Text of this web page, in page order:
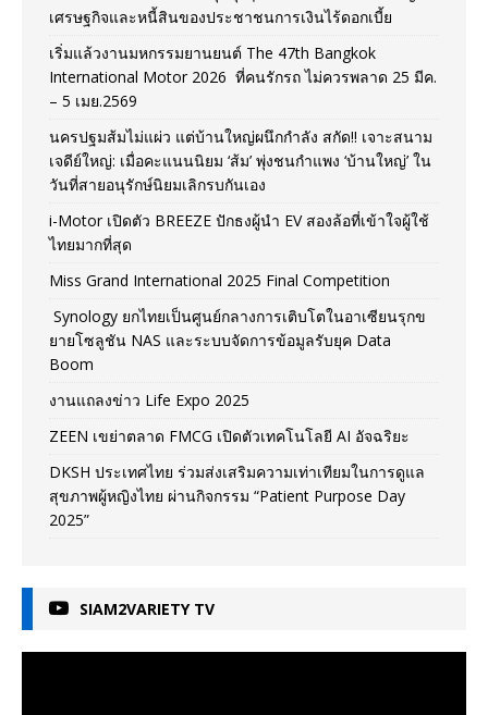
เศรษฐกิจและหนี้สินของประชาชนการเงินไร้ดอกเบี้ย
เริ่มแล้วงานมหกรรมยานยนต์ The 47th Bangkok
International Motor 2026 ที่คนรักรถ ไม่ควรพลาด 25 มีค.
– 5 เมย.2569
นครปฐมส้มไม่แผ่ว แต่บ้านใหญ่ผนึกกำลัง สกัด!! เจาะสนาม
เจดีย์ใหญ่: เมื่อคะแนนนิยม ‘ส้ม’ พุ่งชนกำแพง ‘บ้านใหญ่’ ใน
วันที่สายอนุรักษ์นิยมเลิกรบกันเอง
i-Motor เปิดตัว BREEZE ปักธงผู้นำ EV สองล้อที่เข้าใจผู้ใช้
ไทยมากที่สุด
Miss Grand International 2025 Final Competition
Synology ยกไทยเป็นศูนย์กลางการเติบโตในอาเซียนรุกข
ยายโซลูชัน NAS และระบบจัดการข้อมูลรับยุค Data
Boom
งานแถลงข่าว Life Expo 2025
ZEEN เขย่าตลาด FMCG เปิดตัวเทคโนโลยี AI อัจฉริยะ
DKSH ประเทศไทย ร่วมส่งเสริมความเท่าเทียมในการดูแล
สุขภาพผู้หญิงไทย ผ่านกิจกรรม “Patient Purpose Day
2025”
SIAM2VARIETY TV